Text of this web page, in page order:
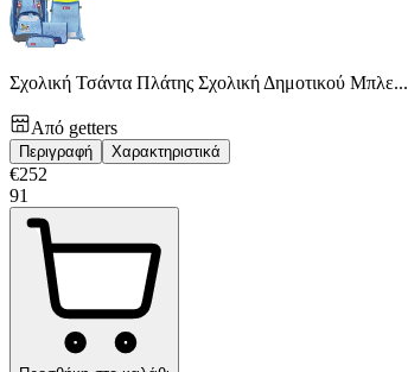
Σχολική Τσάντα Πλάτης Σχολική Δημοτικού Μπλε...
Από getters
Περιγραφή Χαρακτηριστικά
€252
91